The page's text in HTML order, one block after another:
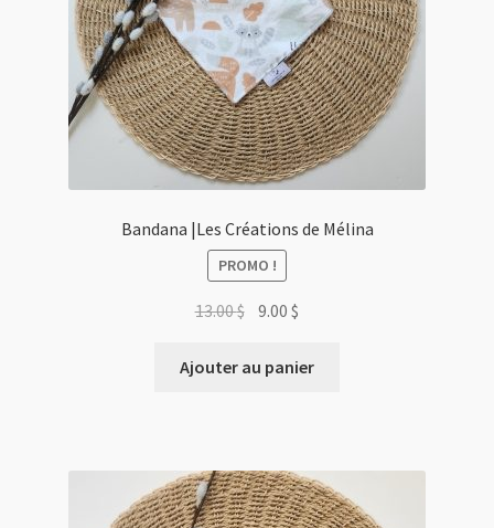
Bandana |Les Créations de Mélina
PROMO !
13.00$ Le
initial
9.00$
actuel
Ajouter au panier